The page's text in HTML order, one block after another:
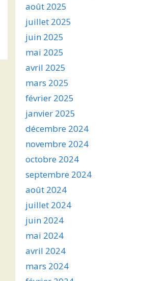
août 2025
juillet 2025
juin 2025
mai 2025
avril 2025
mars 2025
février 2025
janvier 2025
décembre 2024
novembre 2024
octobre 2024
septembre 2024
août 2024
juillet 2024
juin 2024
mai 2024
avril 2024
mars 2024